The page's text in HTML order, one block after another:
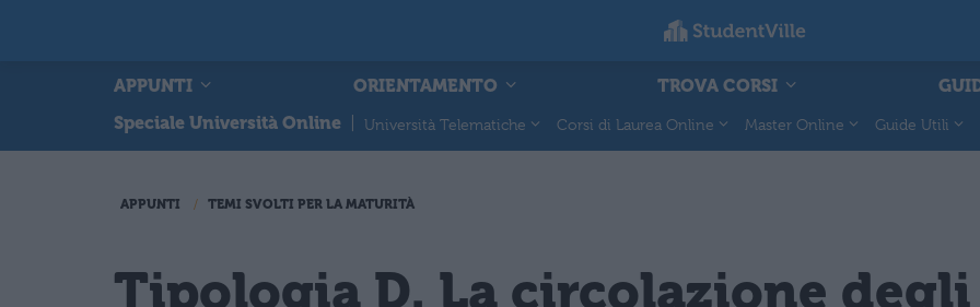
APPUNTI ORIENTAMENTO TROVA CORSI
Speciale Università Online
Università Telematiche Corsi di Laurea Online Master Online Guide Utili
APPUNTI TEMI SVOLTI PER LA MATURITÀ
Tipologia D. La circolazione